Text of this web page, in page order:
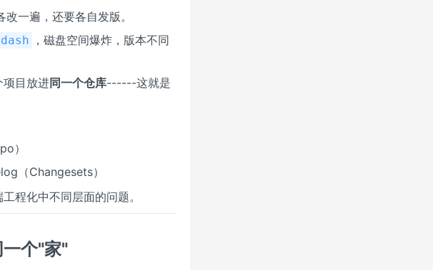
一遍，还要各自发版。
，磁盘空间爆炸，版本不同
目放进同一个仓库------这就是
）
（Changesets）
程化中不同层面的问题。
个"家"